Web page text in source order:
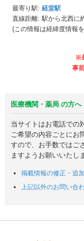
最寄り駅: 経堂駅
直線距離: 駅から北西に
(この情報は経緯度情報
医療機関・薬局 の方へ
当サイトはお電話での
ご希望の内容ごとにお
すので、お手数ではご
ますようお願いいたし
掲載情報の修正・追
上記以外のお問い合